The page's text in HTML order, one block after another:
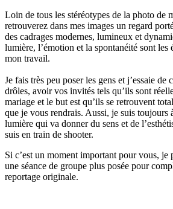
Loin de tous les stéréotypes de la photo de
retrouverez dans mes images un regard
des cadrages modernes, lumineux et
lumière, l’émotion et la spontanéité sont les
mon travail.
Je fais très peu poser les gens et j’essaie de
drôles, avoir vos invités tels qu’ils sont
mariage et le but est qu’ils se retrouvent
que je vous rendrais. Aussi, je suis toujours
lumière qui va donner du sens et de
suis en train de shooter.
Si c’est un moment important pour vous, je
une séance de groupe plus posée pour
reportage originale.